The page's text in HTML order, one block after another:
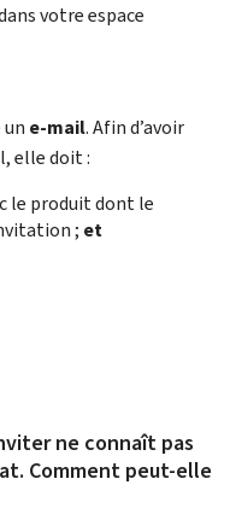
votre espace
e-mail. Afin d’avoir
elle doit :
le produit dont le
; et
ne connaît pas
Comment peut-elle